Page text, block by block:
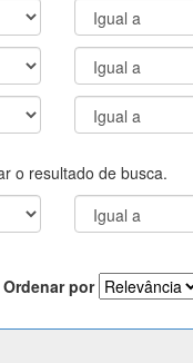
o resultado de busca.
Ordenar por